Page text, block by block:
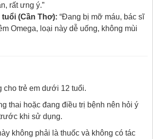
rất ưng ý.”
tuổi (Cần Thơ): “Đang bị mỡ máu, bác sĩ
Omega, loại này dễ uống, không mùi
cho trẻ em dưới 12 tuổi.
thai hoặc đang điều trị bệnh nên hỏi ý
khi sử dụng.
không phải là thuốc và không có tác